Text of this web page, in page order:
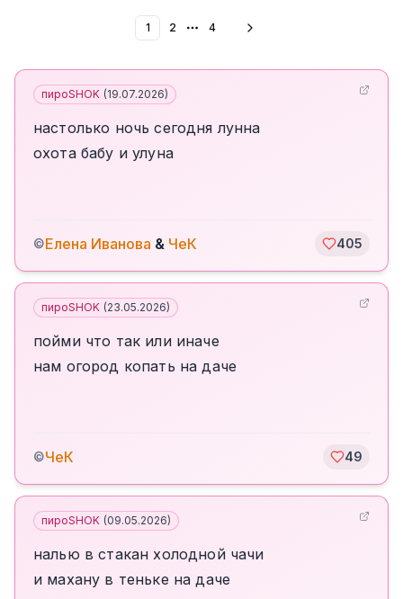
1 2 More pages
4
пироSHOK (19.07.2026)
настолько ночь сегодня лунна
охота бабу и улуна
©Елена Иванова & ЧеК 405
пироSHOK (23.05.2026)
пойми что так или иначе
нам огород копать на даче
©ЧеК 49
пироSHOK (09.05.2026)
налью в стакан холодной чачи
и махану в теньке на даче